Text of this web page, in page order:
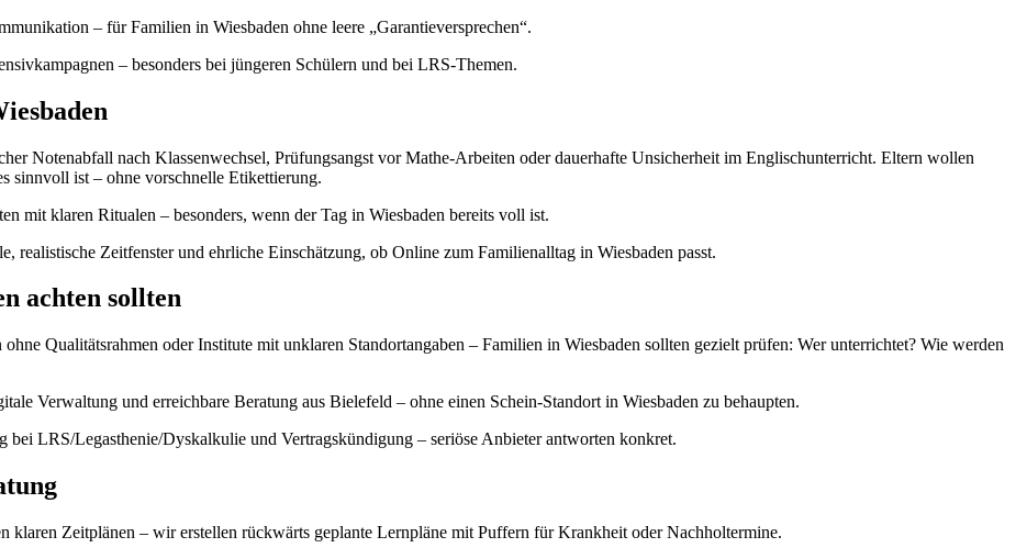
– für Familien in Wiesbaden ohne leere „Garantieversprechen“.
– besonders bei jüngeren Schülern und bei LRS-Themen.
Notenabfall nach Klassenwechsel, Prüfungsangst vor Mathe-Arbeiten oder dauerhafte Unsicherheit im Englischunterricht. Eltern wollen
sinnvoll ist – ohne vorschnelle Etikettierung.
mit klaren Ritualen – besonders, wenn der Tag in Wiesbaden bereits voll ist.
realistische Zeitfenster und ehrliche Einschätzung, ob Online zum Familienalltag in Wiesbaden passt.
achten sollten
Qualitätsrahmen oder Institute mit unklaren Standortangaben – Familien in Wiesbaden sollten gezielt prüfen: Wer unterrichtet? Wie werden
Verwaltung und erreichbare Beratung aus Bielefeld – ohne einen Schein-Standort in Wiesbaden zu behaupten.
LRS/Legasthenie/Dyskalkulie und Vertragskündigung – seriöse Anbieter antworten konkret.
klaren Zeitplänen – wir erstellen rückwärts geplante Lernpläne mit Puffern für Krankheit oder Nachholtermine.